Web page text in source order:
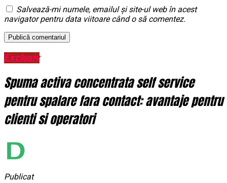
Salvează-mi numele, emailul și site-ul web în acest
navigator pentru data viitoare când o să comentez.
Exclusiv
Spuma activa concentrata self service
pentru spalare fara contact: avantaje pentru
clienti si operatori
Publicat